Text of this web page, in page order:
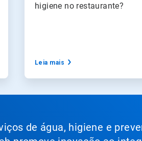
higiene no restaurante?
Leia mais
de água, higiene e